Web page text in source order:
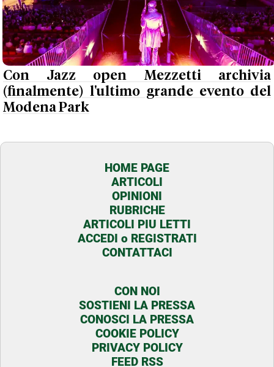
Con Jazz open Mezzetti archivia
(finalmente) l'ultimo grande evento del
Modena Park
HOME PAGE
ARTICOLI
OPINIONI
RUBRICHE
ARTICOLI PIU LETTI
ACCEDI o REGISTRATI
CONTATTACI
CON NOI
SOSTIENI LA PRESSA
CONOSCI LA PRESSA
COOKIE POLICY
PRIVACY POLICY
FEED RSS